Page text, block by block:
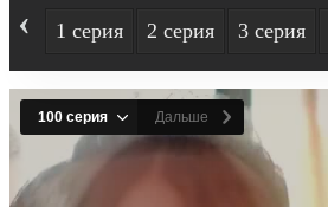
‹ 1 серия 2 серия 3 серия